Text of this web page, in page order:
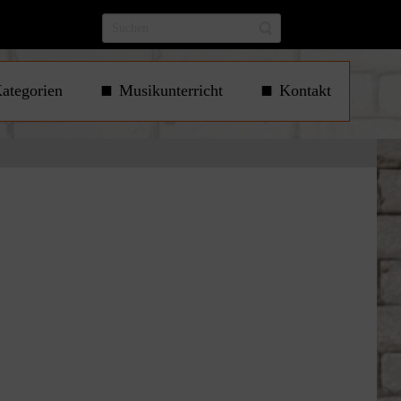
Musikunterricht Kontakt